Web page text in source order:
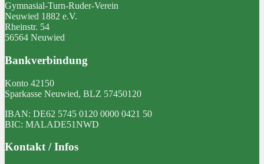
Gymnasial-Turn-Ruder-Verein
Neuwied 1882 e.V.
Rheinstr. 54
56564 Neuwied
Bankverbindung
Konto 42150
Sparkasse Neuwied, BLZ 57450120
IBAN: DE62 5745 0120 0000 0421 50
BIC: MALADE51NWD
Kontakt / Infos